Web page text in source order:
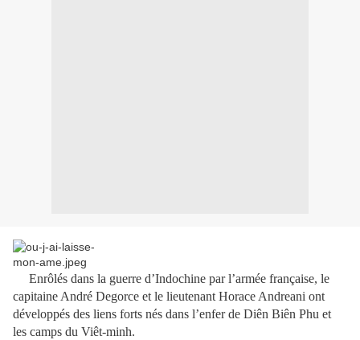
Enrôlés dans la guerre d’Indochine par l’armée française, le
capitaine André Degorce et le lieutenant Horace Andreani ont
développés des liens forts nés dans l’enfer de Diên Biên Phu et
les camps du Viêt-minh.